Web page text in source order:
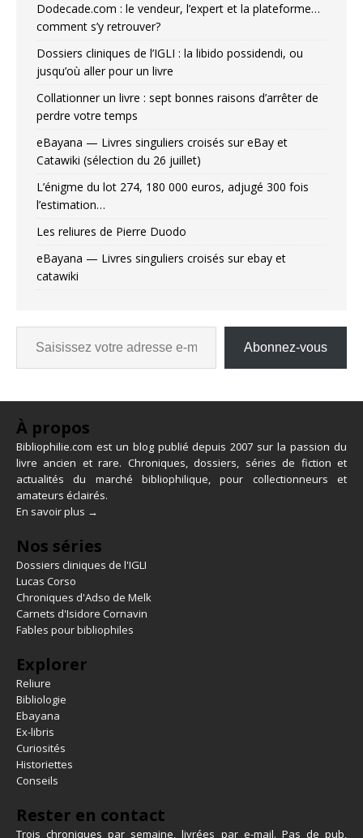
Dodecade.com : le vendeur, l’expert et la plateforme…
comment s’y retrouver?
Dossiers cliniques de l’IGLI : la libido possidendi, ou
jusqu’où aller pour un livre
Collationner un livre : sept bonnes raisons d’arrêter de
perdre votre temps
eBayana — Livres singuliers croisés sur eBay et
Catawiki (sélection du 26 juillet)
L’énigme du lot 274, 180 000 euros, adjugé 300 fois
l’estimation…
Les reliures de Pierre Duodo
eBayana — Livres singuliers croisés sur ebay et
catawiki
Abonnez-vous
À propos
Bibliophilie.com est un blog publié depuis 2007 sur la passion du
livre ancien et rare. Chroniques, dossiers, séries de fiction et
actualités du marché bibliophilique, pour collectionneurs et
amateurs éclairés.
En savoir plus →
Nos séries
Dossiers cliniques de l'IGLI
Lucas Corso
Chroniques d'Adso de Melk
Carnets d'Isidore Cornavin
Fables pour bibliophiles
Explorer
Reliure
Bibliologie
Ebayana
Ex-libris
Curiosités
Historiettes
Conseils
Rester en contact
Trois chroniques par semaine, livrées par e-mail. Pas de pub,